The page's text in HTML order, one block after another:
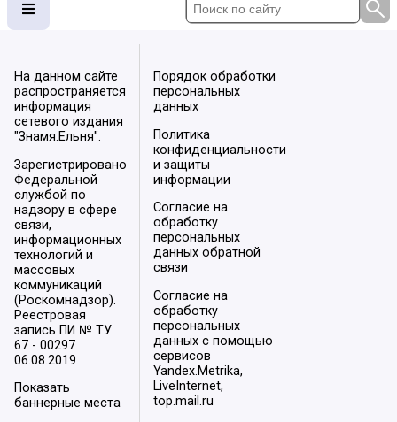
На данном сайте
распространяется
информация
сетевого издания
"Знамя.Ельня".
Зарегистрировано
Федеральной
службой по
надзору в сфере
связи,
информационных
технологий и
массовых
коммуникаций
(Роскомнадзор).
Реестровая
запись ПИ № ТУ
67 - 00297
06.08.2019
Показать
баннерные места
Порядок обработки
персональных
данных
Политика
конфиденциальности
и защиты
информации
Согласие на
обработку
персональных
данных обратной
связи
Согласие на
обработку
персональных
данных с помощью
сервисов
Yandex.Metrika,
LiveInternet,
top.mail.ru